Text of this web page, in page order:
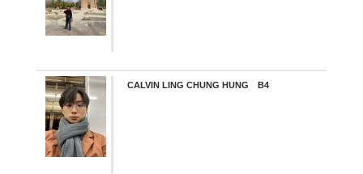
CALVIN LING CHUNG HUNG B4